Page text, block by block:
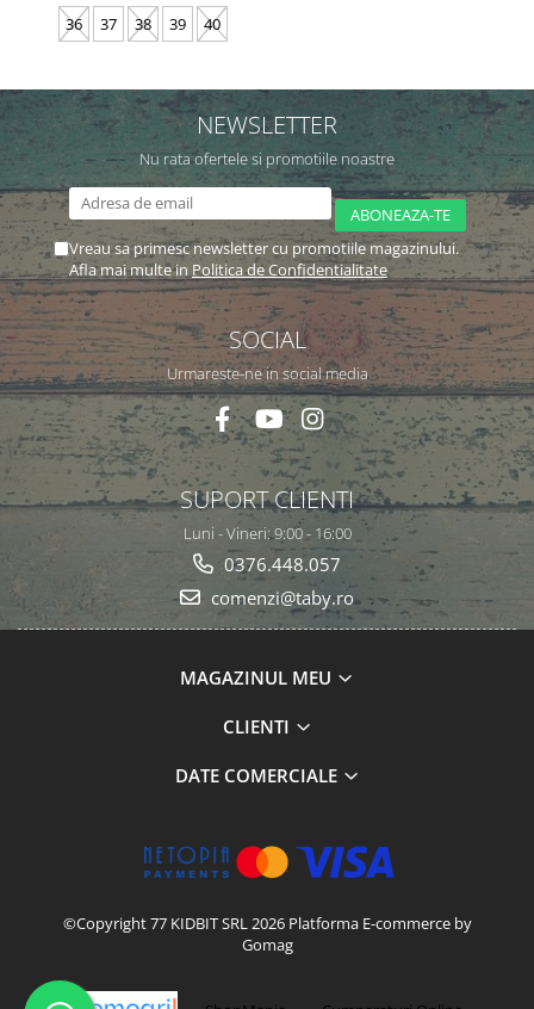
36 37 38 39 40
NEWSLETTER
Nu rata ofertele si promotiile noastre
Vreau sa primesc newsletter cu promotiile magazinului.
Afla mai multe in Politica de Confidentialitate
SOCIAL
Urmareste-ne in social media
SUPORT CLIENTI
Luni - Vineri: 9:00 - 16:00
0376.448.057
comenzi@taby.ro
MAGAZINUL MEU
CLIENTI
DATE COMERCIALE
©Copyright 77 KIDBIT SRL 2026 Platforma E-commerce by
Gomag